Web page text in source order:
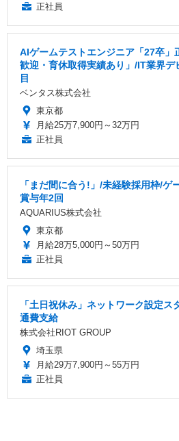
正社員
AIゲームテストエンジニア「27卒」
歓迎・育休取得実績あり」/IT業界デ
目
ベンタス株式会社
東京都
月給25万7,900円～32万円
正社員
「まだ間に合う!」/未経験採用枠/ゲ
賞与年2回
AQUARIUS株式会社
東京都
月給28万5,000円～50万円
正社員
「土日祝休み」ネットワーク設定
通費支給
株式会社RIOT GROUP
埼玉県
月給29万7,900円～55万円
正社員